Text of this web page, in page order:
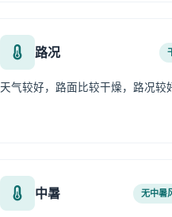
路况
天气较好，路面比较干燥，路况较
中暑 无中暑